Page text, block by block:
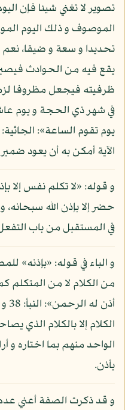
تصوير لا تغني شيئا فإن
الموصوف و ذلك اليوم
تحديدا و سعة و ضيقا، نعم
يقع فيه من الحوادث
ظرفيته فيجعل مظروفا
في شهر ذي الحجة و يوم
الآية أمكن به أن يعود ضمير
و قوله: «لا تكلم نفس إلا
حضر إلا بإذن الله
في المستقبل من باب
و الباء في قوله: «بإذنه»
من الكلام لا من المتكلم
الكلام إلا بالكلام الذي
الواحد منهم بما اختاره و
يأذن.
و قد ذكرت الصفة أعني